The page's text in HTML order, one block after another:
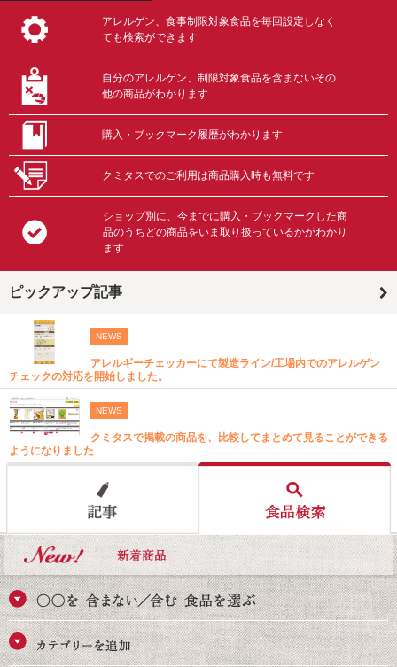
アレルゲン、食事制限対象食品を毎回設定しなく
ても検索ができます
自分のアレルゲン、制限対象食品を含まないその
他の商品がわかります
購入・ブックマーク履歴がわかります
クミタスでのご利用は商品購入時も無料です
ショップ別に、今までに購入・ブックマークした商
品のうちどの商品をいま取り扱っているかがわかり
ます
ピックアップ記事
NEWS
アレルギーチェッカーにて製造ライン/工場内でのアレルゲン
チェックの対応を開始しました。
NEWS
クミタスで掲載の商品を、比較してまとめて見ることができる
ようになりました